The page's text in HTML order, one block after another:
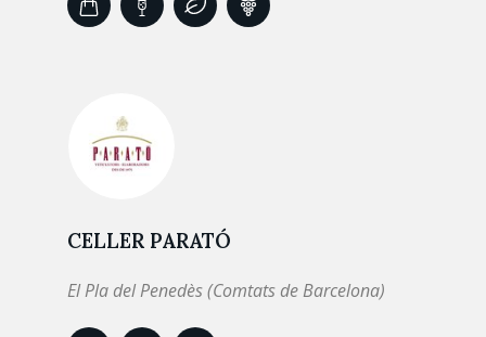
CELLER PARATÓ
El Pla del Penedès (Comtats de Barcelona)